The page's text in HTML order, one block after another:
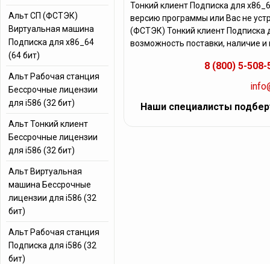
Тонкий клиент Подписка для
версию программы или Вас не
(ФСТЭК) Тонкий клиент Подписка
возможность поставки, наличие
8 (800) 5-508-
Наши специалисты
Альт СП (ФСТЭК)
Виртуальная машина
Подписка для x86_64
(64 бит)
Альт Рабочая станция
Бессрочные лицензии
для i586 (32 бит)
Альт Тонкий клиент
Бессрочные лицензии
для i586 (32 бит)
Альт Виртуальная
машина Бессрочные
лицензии для i586 (32
бит)
Альт Рабочая станция
Подписка для i586 (32
бит)